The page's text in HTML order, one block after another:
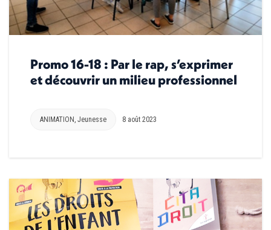
Promo 16-18 : Par le rap, s’exprimer
et découvrir un milieu professionnel
ANIMATION , Jeunesse 8 août 2023